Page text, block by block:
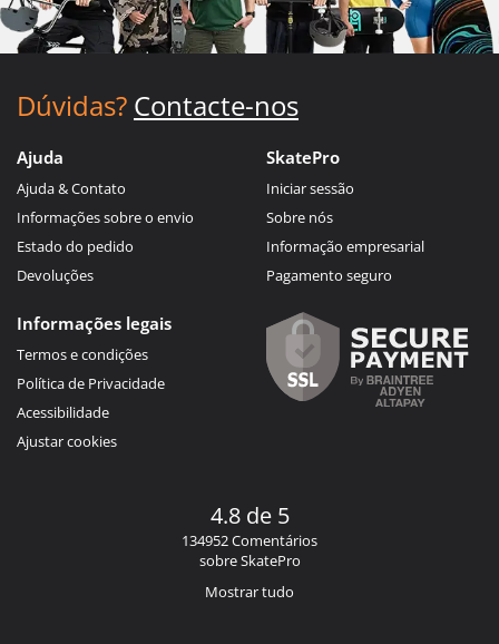
Dúvidas? Contacte-nos
Ajuda
Ajuda & Contato
Informações sobre o envio
Estado do pedido
Devoluções
SkatePro
Iniciar sessão
Sobre nós
Informação empresarial
Pagamento seguro
Informações legais
Termos e condições
Política de Privacidade
Acessibilidade
Ajustar cookies
4.8 de 5
134952 Comentários
sobre SkatePro
Mostrar tudo